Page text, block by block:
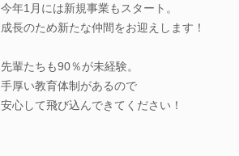
今年1月には新規事業もスタート。
成長のため新たな仲間をお迎えします！
先輩たちも90％が未経験。
手厚い教育体制があるので
安心して飛び込んできてください！